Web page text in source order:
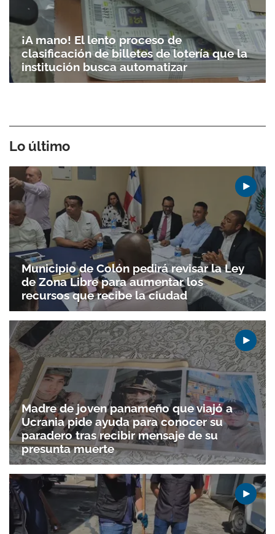
¡A mano! El lento proceso de
clasificación de billetes de lotería que la
institución busca automatizar
Lo último
Municipio de Colón pedirá revisar la Ley
de Zona Libre para aumentar los
recursos que recibe la ciudad
Madre de joven panameño que viajó a
Ucrania pide ayuda para conocer su
paradero tras recibir mensaje de su
presunta muerte